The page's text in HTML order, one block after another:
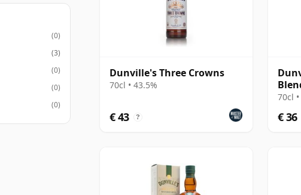
Dunville's Three Crowns
70cl • 43.5%
€ 43 ?
70cl
€ 36
(0)
(3)
(0)
(0)
(0)